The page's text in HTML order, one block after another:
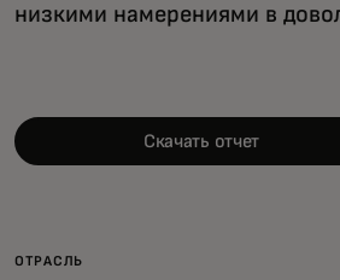
низкими намерениями в
Скачать отчет
ОТРАСЛЬ